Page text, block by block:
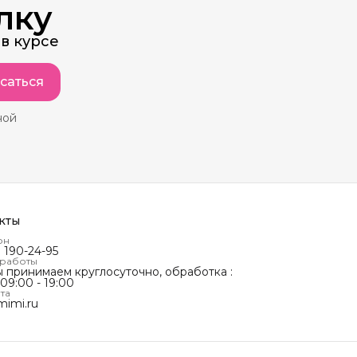
курсе
190-24-95
принимаем круглосуточно, обработка :
- 19:00